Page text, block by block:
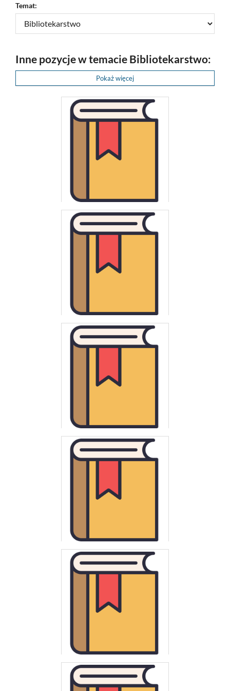
Temat:
Inne pozycje w temacie Bibliotekarstwo:
Pokaż więcej
Kołodziejska, Jadwiga
Biblioteki w Polsce i za granicą
Wojewódzki system centralizacji prac bibliotecznych "System
60" realizowany na zasadach eksperymentu w bibliotekach
publicznych woj. rzeszowskiego
Kraków - Lwów : biblioteki XIX i XX wieku
Kraków - Lwów : biblioteki XIX-XX wieku
Biblioteki w Polsce